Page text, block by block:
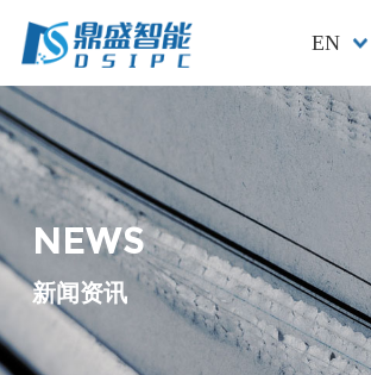
EN
NEWS
新闻资讯